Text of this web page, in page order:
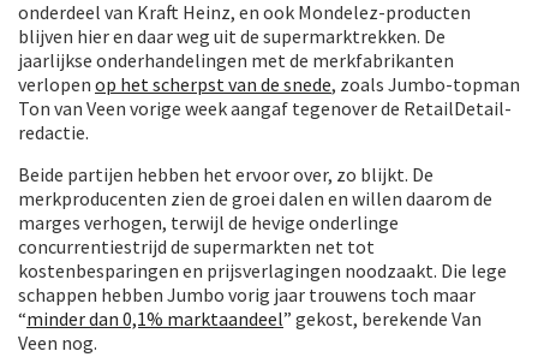
onderdeel van Kraft Heinz, en ook Mondelez-producten
blijven hier en daar weg uit de supermarktrekken. De
jaarlijkse onderhandelingen met de merkfabrikanten
verlopen op het scherpst van de snede, zoals Jumbo-topman
Ton van Veen vorige week aangaf tegenover de RetailDetail-
redactie.
Beide partijen hebben het ervoor over, zo blijkt. De
merkproducenten zien de groei dalen en willen daarom de
marges verhogen, terwijl de hevige onderlinge
concurrentiestrijd de supermarkten net tot
kostenbesparingen en prijsverlagingen noodzaakt. Die lege
schappen hebben Jumbo vorig jaar trouwens toch maar
“minder dan 0,1% marktaandeel” gekost, berekende Van
Veen nog.